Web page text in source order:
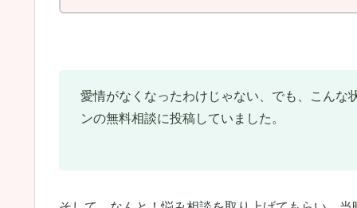
愛情がなくなったわけじゃない、でも、こんな
ンの無料相談に投稿していました。